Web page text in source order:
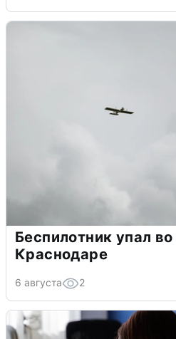
Беспилотник упал
Краснодаре
6 августа 2